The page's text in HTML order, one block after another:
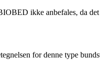
ikke anbefales, da
for denne type